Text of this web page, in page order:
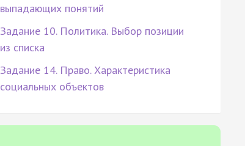
выпадающих понятий
Задание 10. Политика. Выбор позиции
из списка
Задание 14. Право. Характеристика
социальных объектов